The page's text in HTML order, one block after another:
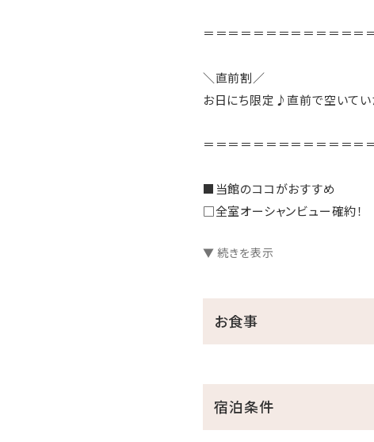
＝＝＝＝＝＝＝＝＝＝＝＝＝
＼直前割／
お日にち限定♪直前で空いてい
＝＝＝＝＝＝＝＝＝＝＝＝＝
■当館のココがおすすめ
□全室オーシャンビュー確約！
チェックイン後、お部屋で水着
小さなお子様連れのパパママ
ここからも海の眺めを楽しめま
※遊泳期間…４月～１０月末迄
マリンスポーツやレジャーで
ここからも美しい海を眺めるこ
※ご利用時間…06：00～10：
▼ 続きを表示
お食事
宿泊条件